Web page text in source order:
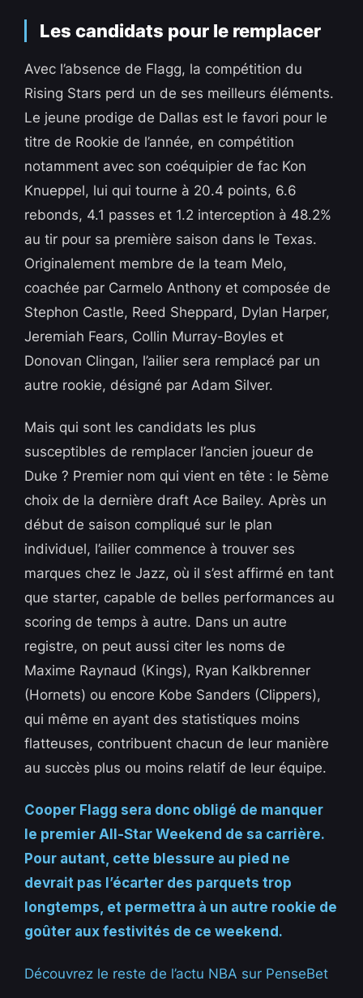
Les candidats pour le remplacer
Avec l’absence de Flagg, la compétition du
Rising Stars perd un de ses meilleurs éléments.
Le jeune prodige de Dallas est le favori pour le
titre de Rookie de l’année, en compétition
notamment avec son coéquipier de fac Kon
Knueppel, lui qui tourne à 20.4 points, 6.6
rebonds, 4.1 passes et 1.2 interception à 48.2%
au tir pour sa première saison dans le Texas.
Originalement membre de la team Melo,
coachée par Carmelo Anthony et composée de
Stephon Castle, Reed Sheppard, Dylan Harper,
Jeremiah Fears, Collin Murray-Boyles et
Donovan Clingan, l’ailier sera remplacé par un
autre rookie, désigné par Adam Silver.
Mais qui sont les candidats les plus
susceptibles de remplacer l’ancien joueur de
Duke ? Premier nom qui vient en tête : le 5ème
choix de la dernière draft Ace Bailey. Après un
début de saison compliqué sur le plan
individuel, l’ailier commence à trouver ses
marques chez le Jazz, où il s’est affirmé en tant
que starter, capable de belles performances au
scoring de temps à autre. Dans un autre
registre, on peut aussi citer les noms de
Maxime Raynaud (Kings), Ryan Kalkbrenner
(Hornets) ou encore Kobe Sanders (Clippers),
qui même en ayant des statistiques moins
flatteuses, contribuent chacun de leur manière
au succès plus ou moins relatif de leur équipe.
Cooper Flagg sera donc obligé de manquer
le premier All-Star Weekend de sa carrière.
Pour autant, cette blessure au pied ne
devrait pas l’écarter des parquets trop
longtemps, et permettra à un autre rookie de
goûter aux festivités de ce weekend.
Découvrez le reste de l’actu NBA sur PenseBet